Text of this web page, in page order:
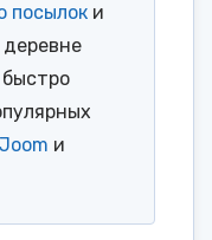
посылок и
Joom и